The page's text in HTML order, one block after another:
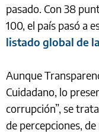
pasado. Con 38
100, el país pasó a
listado global de
Aunque
Cuidadano, lo
corrupción”, se
de percepciones,